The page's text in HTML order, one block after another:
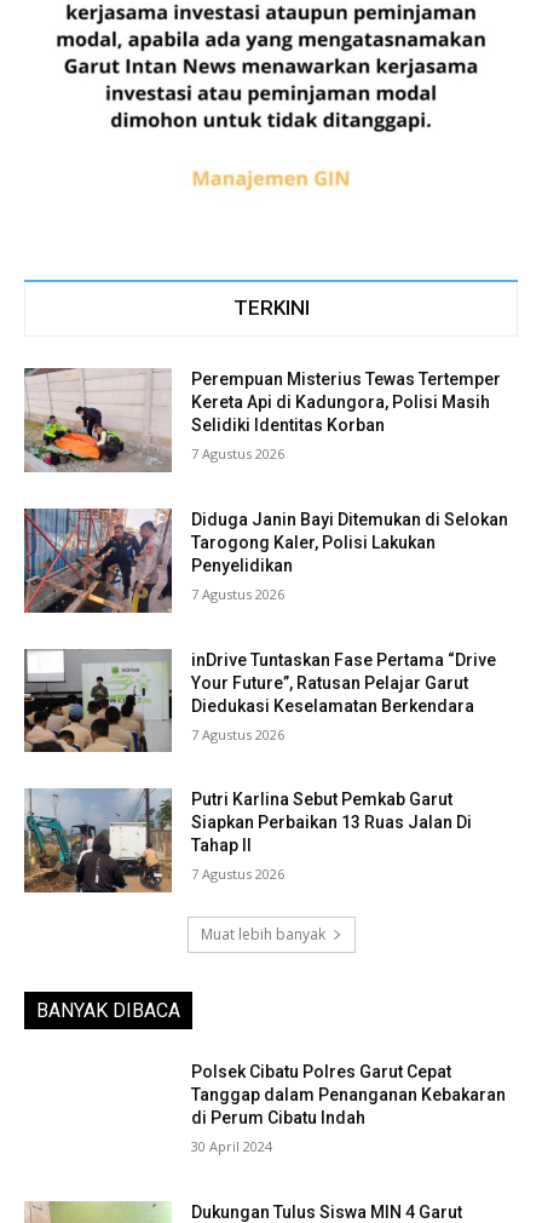
TERKINI
Perempuan Misterius Tewas Tertemper
Kereta Api di Kadungora, Polisi Masih
Selidiki Identitas Korban
7 Agustus 2026
Diduga Janin Bayi Ditemukan di Selokan
Tarogong Kaler, Polisi Lakukan
Penyelidikan
7 Agustus 2026
inDrive Tuntaskan Fase Pertama “Drive
Your Future”, Ratusan Pelajar Garut
Diedukasi Keselamatan Berkendara
7 Agustus 2026
Putri Karlina Sebut Pemkab Garut
Siapkan Perbaikan 13 Ruas Jalan Di
Tahap II
7 Agustus 2026
Muat lebih banyak
BANYAK DIBACA
Polsek Cibatu Polres Garut Cepat
Tanggap dalam Penanganan Kebakaran
di Perum Cibatu Indah
30 April 2024
Dukungan Tulus Siswa MIN 4 Garut